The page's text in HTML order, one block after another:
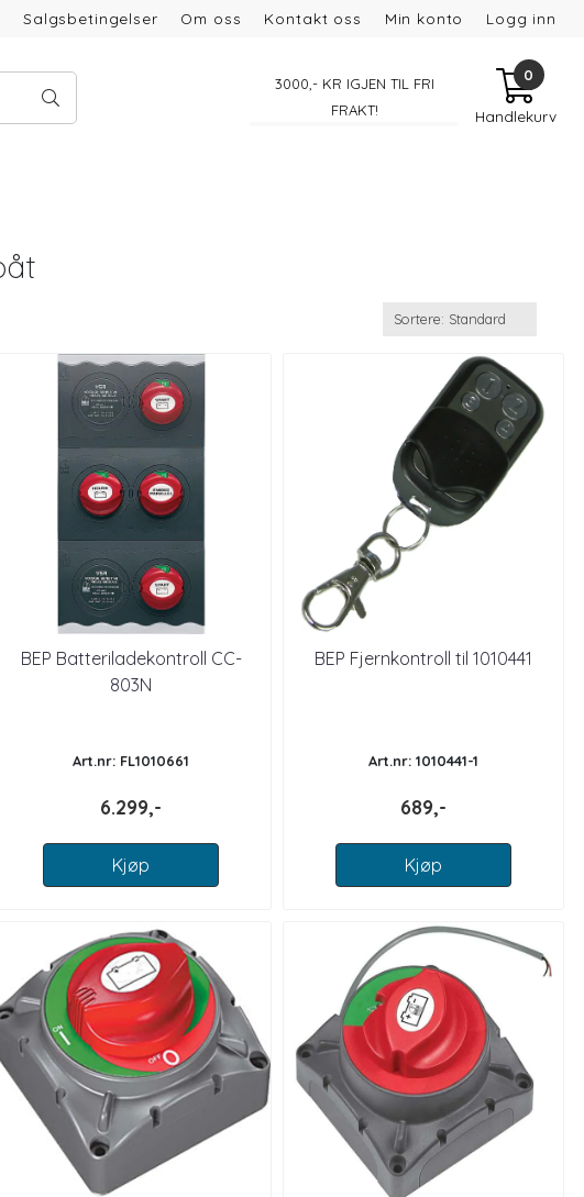
Salgsbetingelser Om oss Kontakt oss Min konto Logg inn
3000 ,- KR IGJEN TIL FRI
FRAKT!
0
Handlekurv
BEP Batteriladekontroll CC-
803N
Art.nr: FL1010661
6.299,-
Kjøp
BEP Fjernkontroll til 1010441
Art.nr: 1010441-1
689,-
Kjøp